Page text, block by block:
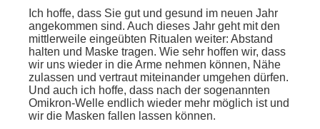
Ich hoffe, dass Sie gut und gesund im neuen Jahr
angekommen sind. Auch dieses Jahr geht mit den
mittlerweile eingeübten Ritualen weiter: Abstand
halten und Maske tragen. Wie sehr hoffen wir, dass
wir uns wieder in die Arme nehmen können, Nähe
zulassen und vertraut miteinander umgehen dürfen.
Und auch ich hoffe, dass nach der sogenannten
Omikron-Welle endlich wieder mehr möglich ist und
wir die Masken fallen lassen können.